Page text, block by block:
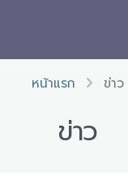
หน้าแรก ข่าว
ข่าว